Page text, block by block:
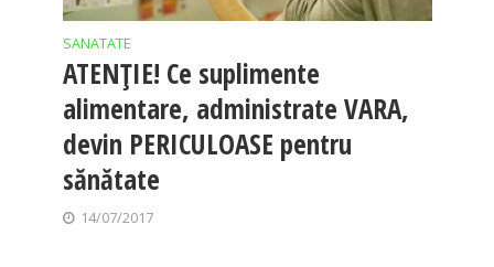
SANATATE
ATENȚIE! Ce suplimente
alimentare, administrate VARA,
devin PERICULOASE pentru
sănătate
14/07/2017